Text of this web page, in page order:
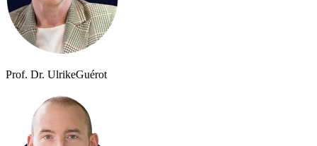
Prof. Dr. UlrikeGuérot